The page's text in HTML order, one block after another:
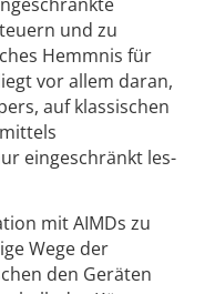
und zu
Hemmnis für
vor allem daran,
auf klassischen
eingeschränkt les-
mit AIMDs zu
Wege der
den Geräten